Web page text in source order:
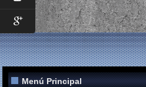
Menú Principal